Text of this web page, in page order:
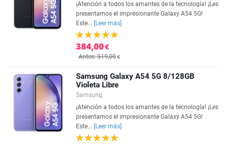
¡Atención a todos los amantes de la tecnología! ¡Les
presentamos el impresionante Galaxy A54 5G!
Este...
[Leer más]
384,00€
Antes: 519,00€
Samsung Galaxy A54 5G 8/128GB
Violeta Libre
Samsung
¡Atención a todos los amantes de la tecnología! ¡Les
presentamos el impresionante Galaxy A54 5G!
Este...
[Leer más]